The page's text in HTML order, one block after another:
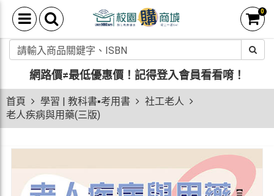
0
網路價≠最低優惠價！ 記得登入會員看看唷！
首頁 學習 | 教科書▪考用書
社工老人
老人疾病與用藥(三版)